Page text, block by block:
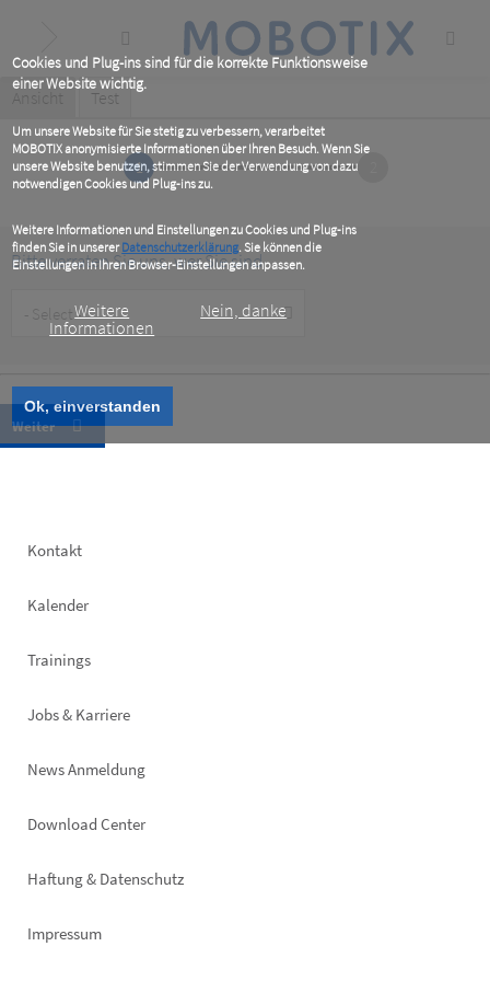
Cookies und Plug-ins sind für die korrekte Funktionsweise
einer Website wichtig.
Um unsere Website für Sie stetig zu verbessern, verarbeitet
MOBOTIX anonymisierte Informationen über Ihren Besuch. Wenn Sie
unsere Website benutzen, stimmen Sie der Verwendung von dazu
notwendigen Cookies und Plug-ins zu.
Weitere Informationen und Einstellungen zu Cookies und Plug-ins
finden Sie in unsererDatenschutzerklärung. Sie können die
Einstellungen in Ihren Browser-Einstellungen anpassen.
Weitere
Informationen
Nein, danke
Ok, einverstanden
content
Primary
tabs
Ansicht (active
Test
1
Bitte verraten Sie uns, wer Sie sind
Type
Footer
Kontakt
Kalender
Trainings
Jobs & Karriere
News Anmeldung
Footer
Download Center
Haftung & Datenschutz
Impressum